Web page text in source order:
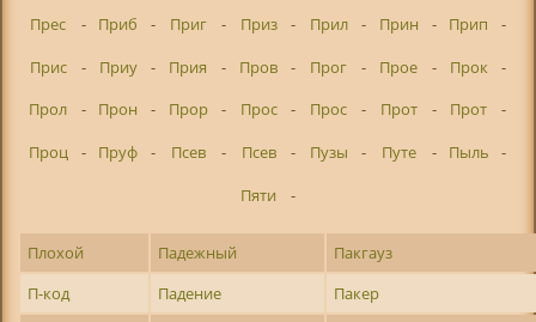
Прес
- Приб - Приг - Приз - Прил - Прин - Прип
-
Прис
- Приу - Прия - Пров - Прог - Прое - Прок
-
Прол
- Прон - Прор - Прос - Прос - Прот - Прот
-
Проц
- Пруф - Псев - Псев - Пузы - Путе - Пыль
-
Пяти
-
Плохой Падежный
Пакгауз
П-код
Падение
Пакер